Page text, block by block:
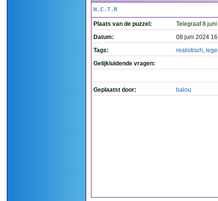
N.C.T.R
Plaats van de puzzel:
Telegraaf 8 juni
Datum:
08 juni 2024
Tags:
realistisch, lege
Gelijkluidende vragen:
Geplaatst door: balou